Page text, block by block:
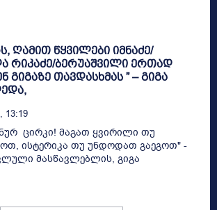
ღამით წყვილები იმნაძე/
რიკაძე/ბერუაშვილი ერთად
გიგაზე თავდასხმას ” – გიგა
13:19
ცირკი! მაგათ ყვირილი თუ
ისტერიკა თუ უნდოდათ გაეგოთ" -
მასწავლებლის, გიგა